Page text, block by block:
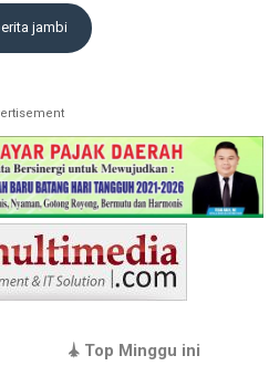
jambi
Top Minggu ini